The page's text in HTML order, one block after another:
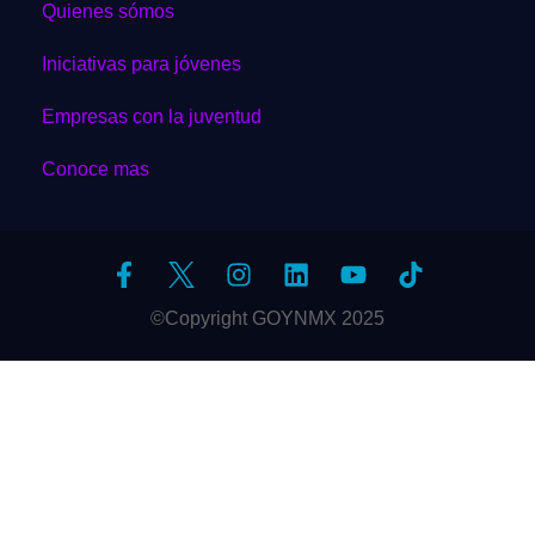
Quienes sómos
Iniciativas para jóvenes
Empresas con la juventud
Conoce mas
©Copyright GOYNMX 2025